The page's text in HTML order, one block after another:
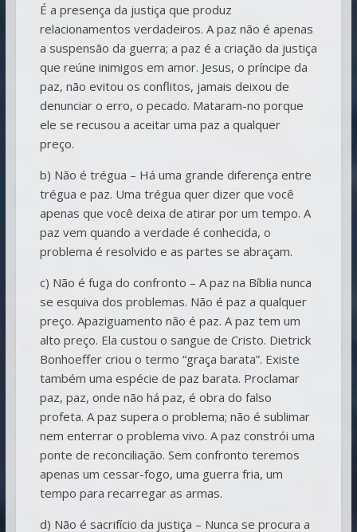
É a presença da justiça que produz
relacionamentos verdadeiros. A paz não é apenas
a suspensão da guerra; a paz é a criação da justiça
que reúne inimigos em amor. Jesus, o príncipe da
paz, não evitou os conflitos, jamais deixou de
denunciar o erro, o pecado. Mataram-no porque
ele se recusou a aceitar uma paz a qualquer
preço.
b) Não é trégua – Há uma grande diferença entre
trégua e paz. Uma trégua quer dizer que você
apenas que você deixa de atirar por um tempo. A
paz vem quando a verdade é conhecida, o
problema é resolvido e as partes se abraçam.
c) Não é fuga do confronto – A paz na Bíblia nunca
se esquiva dos problemas. Não é paz a qualquer
preço. Apaziguamento não é paz. A paz tem um
alto preço. Ela custou o sangue de Cristo. Dietrick
Bonhoeffer criou o termo “graça barata”. Existe
também uma espécie de paz barata. Proclamar
paz, paz, onde não há paz, é obra do falso
profeta. A paz supera o problema; não é sublimar
nem enterrar o problema vivo. A paz constrói uma
ponte de reconciliação. Sem confronto teremos
apenas um cessar-fogo, uma guerra fria, um
tempo para recarregar as armas.
d) Não é sacrifício da justiça – Nunca se procura a